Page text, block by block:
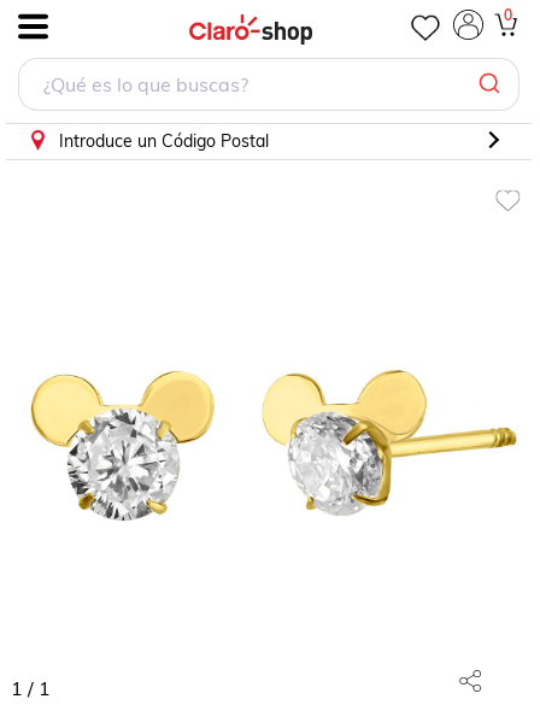
0
Introduce un Código Postal
1 / 1
Broquel Mickey Diadema Circonia Oro 14K Disney